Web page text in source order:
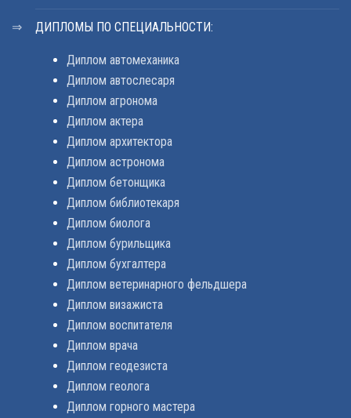
ДИПЛОМЫ ПО СПЕЦИАЛЬНОСТИ:
Диплом автомеханика
Диплом автослесаря
Диплом агронома
Диплом актера
Диплом архитектора
Диплом астронома
Диплом бетонщика
Диплом библиотекаря
Диплом биолога
Диплом бурильщика
Диплом бухгалтера
Диплом ветеринарного фельдшера
Диплом визажиста
Диплом воспитателя
Диплом врача
Диплом геодезиста
Диплом геолога
Диплом горного мастера